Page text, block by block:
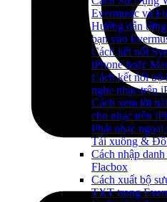
Evermusic và
Hướng dẫn
bạn vào
Cách kết nối
iPhone hoặc
Cách kết nối
nghe nhạc trên
Cách xem lời
cho nhạc trên
Phát nhạc
Tải xuống &
Cách nhập
Flacbox
Cách xuất bộ
TXT trong